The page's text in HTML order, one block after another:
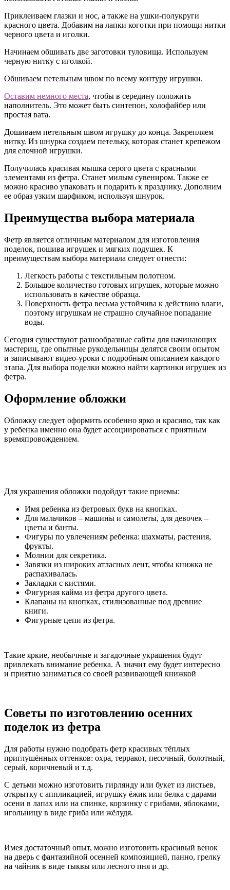
Приклеиваем глазки и нос, а также на ушки-полукруги
красного цвета. Добавим на лапки коготки при помощи нитки
черного цвета и иголки.
Начинаем обшивать две заготовки туловища. Используем
черную нитку с иголкой.
Обшиваем петельным швом по всему контуру игрушки.
Оставим немного места, чтобы в середину положить
наполнитель. Это может быть синтепон, холофайбер или
простая вата.
Дошиваем петельным швом игрушку до конца. Закрепляем
нитку. Из шнурка создаем петельку, которая станет крепежом
для елочной игрушки.
Получилась красивая мышка серого цвета с красными
элементами из фетра. Станет милым сувениром. Также ее
можно красиво упаковать и подарить к празднику. Дополним
ее образ узким шарфиком, используя шнурок.
Преимущества выбора материала
Фетр является отличным материалом для изготовления
поделок, пошива игрушек и мягких подушек. К
преимуществам выбора материала следует отнести:
Легкость работы с текстильным полотном.
Большое количество готовых игрушек, которые можно
использовать в качестве образца.
Поверхность фетра весьма устойчива к действию влаги,
поэтому игрушкам не страшно случайное попадание
воды.
Сегодня существуют разнообразные сайты для начинающих
мастериц, где опытные рукодельницы делятся своим опытом
и записывают видео-уроки с подробным описанием каждого
этапа. Для выбора поделки можно найти картинки игрушек из
фетра.
Оформление обложки
Обложку следует оформить особенно ярко и красиво, так как
у ребенка именно она будет ассоциироваться с приятным
времяпровождением.
Для украшения обложки подойдут такие приемы:
Имя ребенка из фетровых букв на кнопках.
Для мальчиков – машины и самолеты, для девочек –
цветы и банты.
Фигуры по увлечениям ребенка: шахматы, растения,
фрукты.
Молнии для секретика.
Завязки из широких атласных лент, чтобы книжка не
распахивалась.
Закладки с кистями.
Фигурная кайма из фетра другого цвета.
Клапаны на кнопках, стилизованные под древние
книги.
Фигурные цепи из фетра.
Такие яркие, необычные и загадочные украшения будут
привлекать внимание ребенка. А значит ему будет интересно
и приятно заниматься со своей развивающей книжкой
Советы по изготовлению осенних
поделок из фетра
Для работы нужно подобрать фетр красивых тёплых
приглушённых оттенков: охра, терракот, песочный, болотный,
серый, коричневый и т.д.
С детьми можно изготовить гирлянду или букет из листьев,
открытку с аппликацией, игрушку ёжик или белка с дарами
осени в лапах или на спинке, корзинку с грибами, яблоками,
игольницу в виде гриба или жёлудя.
Имея достаточный опыт, можно изготовить красивый венок
на дверь с фантазийной осенней композицией, панно, грелку
на чайник в виде тыквы или лесного пня и др.